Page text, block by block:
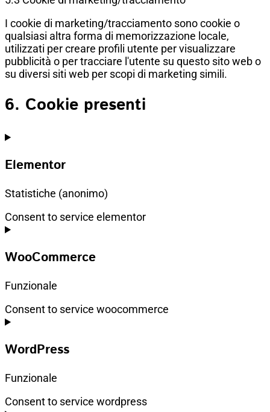
I cookie di marketing/tracciamento sono cookie o
qualsiasi altra forma di memorizzazione locale,
utilizzati per creare profili utente per visualizzare
pubblicità o per tracciare l'utente su questo sito web o
su diversi siti web per scopi di marketing simili.
6. Cookie presenti
Elementor
Statistiche (anonimo)
Consent to service elementor
WooCommerce
Funzionale
Consent to service woocommerce
WordPress
Funzionale
Consent to service wordpress